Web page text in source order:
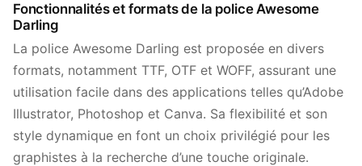
Fonctionnalités et formats de la police Awesome
Darling
La police Awesome Darling est proposée en divers
formats, notamment TTF, OTF et WOFF, assurant une
utilisation facile dans des applications telles qu’Adobe
Illustrator, Photoshop et Canva. Sa flexibilité et son
style dynamique en font un choix privilégié pour les
graphistes à la recherche d’une touche originale.